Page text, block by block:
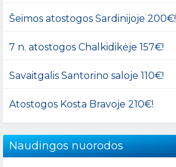
Šeimos atostogos Sardinijoje 200€!
7 n. atostogos Chalkidikėje 157€!
Savaitgalis Santorino saloje 110€!
Atostogos Kosta Bravoje 210€!
Naudingos nuorodos